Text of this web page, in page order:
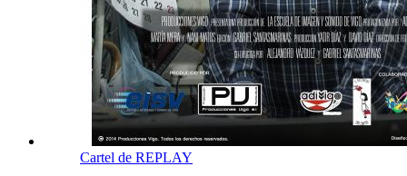
Cartel de REPLAY